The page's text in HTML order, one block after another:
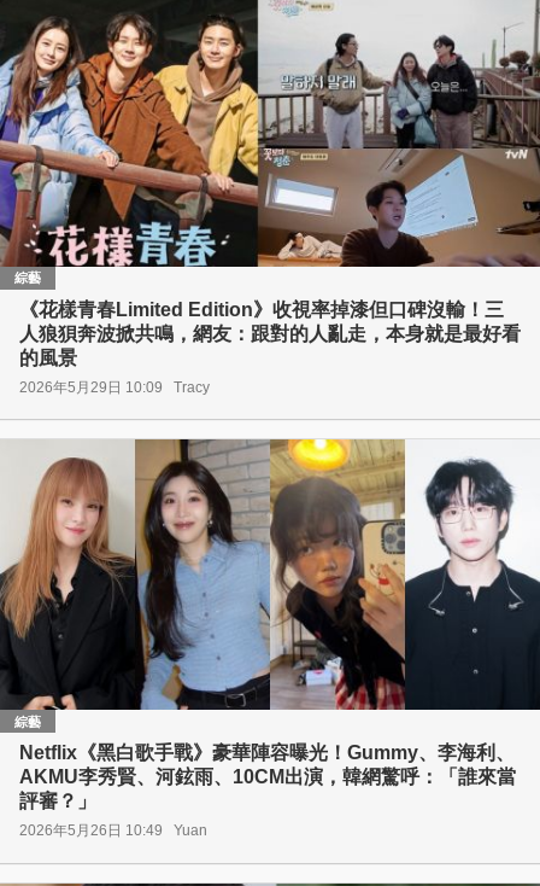
綜藝
《花樣青春Limited Edition》收視率掉漆但口碑沒輸！三
人狼狽奔波掀共鳴，網友：跟對的人亂走，本身就是最好看
的風景
2026年5月29日 10:09 Tracy
綜藝
Netflix《黑白歌手戰》豪華陣容曝光！Gummy、李海利、
AKMU李秀賢、河鉉雨、10CM出演，韓網驚呼：「誰來當
評審？」
2026年5月26日 10:49 Yuan